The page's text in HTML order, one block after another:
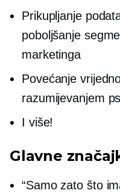
Prikupljanje
poboljšanje
marketinga
Povećanje
razumijevanjem
I više!
Glavne
“Samo zato što